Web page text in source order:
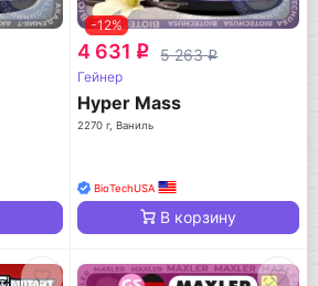
-12%
4 631 q 5 263q
Гейнер
Hyper Mass
2270 г, Ваниль
BioTechUSA
В корзину